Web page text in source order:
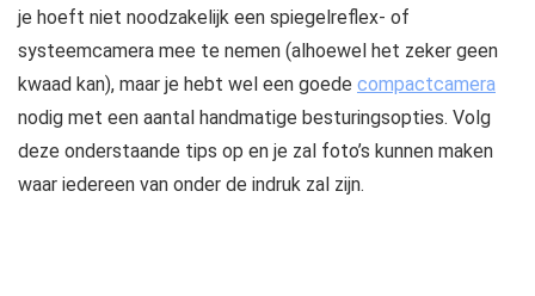
je hoeft niet noodzakelijk een spiegelreflex- of
systeemcamera mee te nemen (alhoewel het zeker geen
kwaad kan), maar je hebt wel een goede compactcamera
nodig met een aantal handmatige besturingsopties. Volg
deze onderstaande tips op en je zal foto’s kunnen maken
waar iedereen van onder de indruk zal zijn.